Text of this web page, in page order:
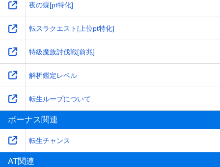
夜の蝶[pt特化]
転スラクエスト[上位pt特化]
特級魔族討伐戦[前兆]
解析鑑定レベル
転生ループについて
ボーナス関連
転生チャンス
AT関連